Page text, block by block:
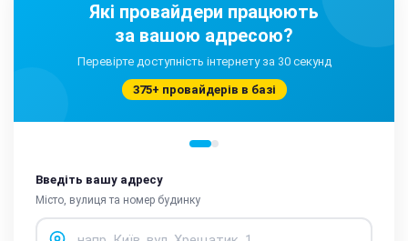
Які провайдери працюють
за вашою адресою?
Перевірте доступність інтернету за 30 секунд
375+ провайдерів в базі
Введіть вашу адресу
Місто, вулиця та номер будинку